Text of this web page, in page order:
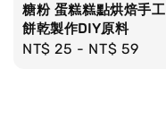
糖粉 蛋糕糕點烘焙手工
餅乾製作DIY原料
Regular
NT$ 25 - NT$ 59